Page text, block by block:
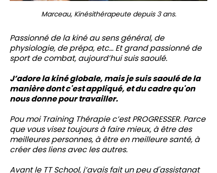
Marceau, Kinésithérapeute depuis 3 ans.
Passionné de la kiné au sens général, de
physiologie, de prépa, etc… Et grand passionné de
sport de combat, aujourd’hui suis saoulé.
J’adore la kiné globale, mais je suis saoulé de la
manière dont c'est appliqué, et du cadre qu'on
nous donne pour travailler.
Pou moi Training Thérapie c’est PROGRESSER. Parce
que vous visez toujours à faire mieux, à être des
meilleures personnes, à être en meilleure santé, à
créer des liens avec les autres.
Avant le TT School, j’avais fait un peu d'assistanat